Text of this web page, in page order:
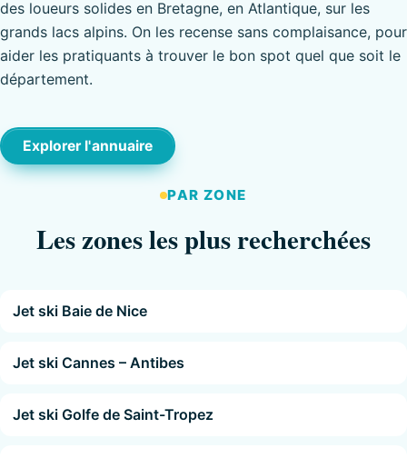
des loueurs solides en Bretagne, en Atlantique, sur les
grands lacs alpins. On les recense sans complaisance, pour
aider les pratiquants à trouver le bon spot quel que soit le
département.
Explorer l'annuaire
PAR ZONE
Les zones les plus recherchées
Jet ski Baie de Nice
Jet ski Cannes – Antibes
Jet ski Golfe de Saint-Tropez